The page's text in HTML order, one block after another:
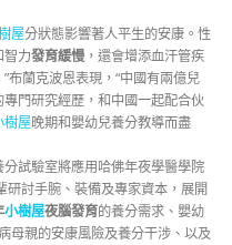
屋分狀態影響著人平生的安康。性
智力發育緩慢 ，還會增添血汗管疾
布蘭克波恩表現，“中國有兩億兒
門研究經歷，和中國一起配合伙
樹屋晚期和嬰幼兒養分教導而盡
試驗室將應用哈佛年夜學醫學院
討手腕、裝備及專家資本，展開
小樹屋夜腦發育的養分需求、嬰幼
母親的安康風險及養分干涉、以及